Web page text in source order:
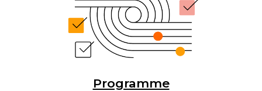
Programme